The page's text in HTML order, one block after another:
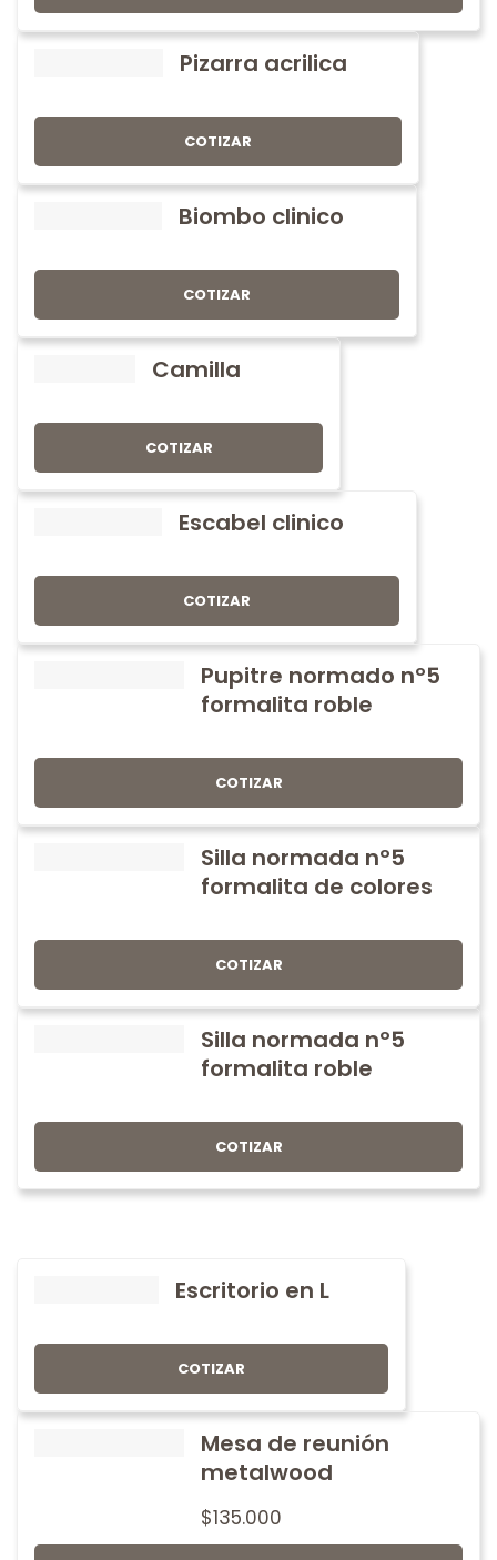
Pizarra acrilica
COTIZAR
Biombo clinico
COTIZAR
Camilla
COTIZAR
Escabel clinico
COTIZAR
Pupitre normado nº5
formalita roble
COTIZAR
Silla normada nº5
formalita de colores
COTIZAR
Silla normada nº5
formalita roble
COTIZAR
Escritorio en L
COTIZAR
Mesa de reunión
metalwood
$135.000